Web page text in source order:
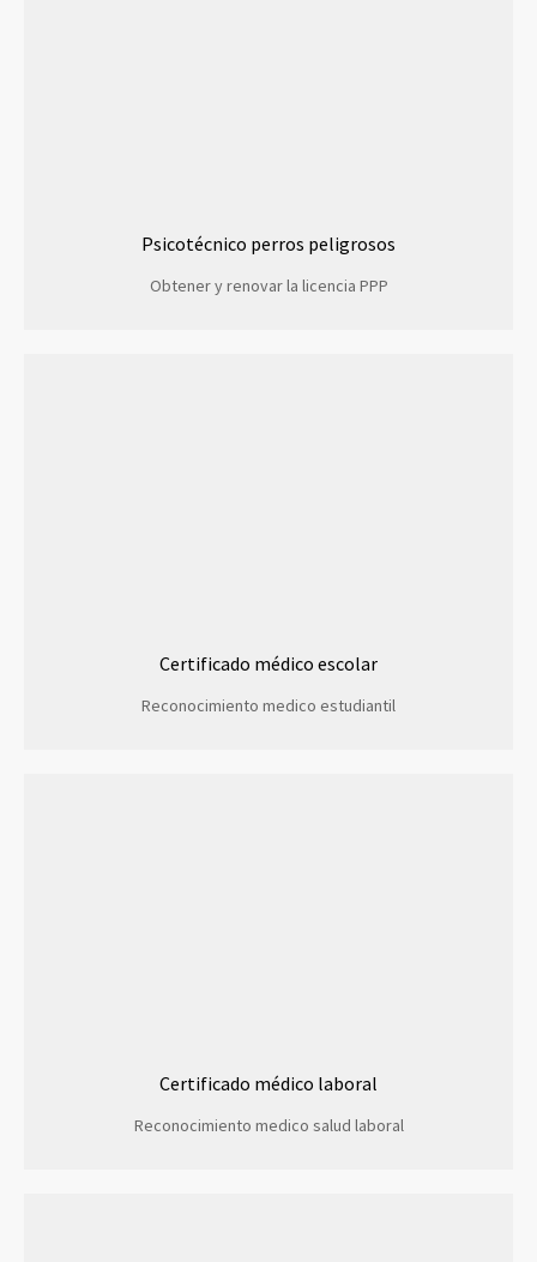
Psicotécnico perros peligrosos
Obtener y renovar la licencia PPP
Certificado médico escolar
Reconocimiento medico estudiantil
Certificado médico laboral
Reconocimiento medico salud laboral